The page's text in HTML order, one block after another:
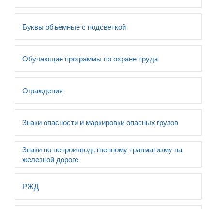
Буквы объёмные с подсветкой
Обучающие программы по охране труда
Ограждения
Знаки опасности и маркировки опасных грузов
Знаки по непроизводственному травматизму на
железной дороге
РЖД